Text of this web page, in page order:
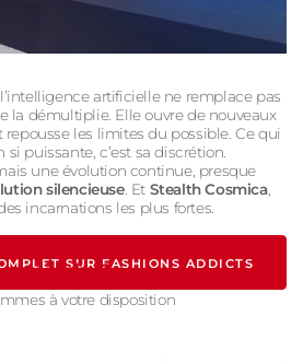
artificielle ne remplace pas
la démultiplie. Elle ouvre de nouveaux
repousse les limites du possible. Ce qui
puissante, c’est sa discrétion.
une évolution continue, presque
silencieuse. Et Stealth Cosmica,
incarnations les plus fortes.
SUR FASHIONS ADDICTS
plus?
à votre disposition